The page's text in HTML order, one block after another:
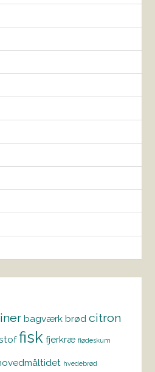
bagværk brød citron
fisk fjerkræ flødeskum
hvedebrød